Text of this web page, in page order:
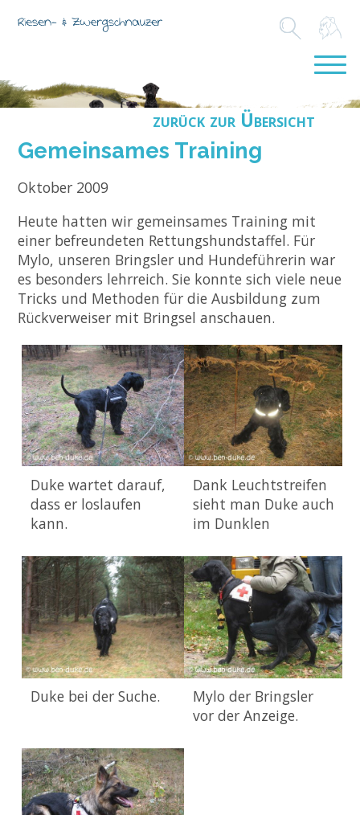
zurück zur Übersicht
Gemeinsames Training
Oktober 2009
Heute hatten wir gemeinsames Training mit
einer befreundeten Rettungshundstaffel. Für
Mylo, unseren Bringsler und Hundeführerin war
es besonders lehrreich. Sie konnte sich viele neue
Tricks und Methoden für die Ausbildung zum
Rückverweiser mit Bringsel anschauen.
Duke wartet darauf,
dass er loslaufen
kann.
Dank Leuchtstreifen
sieht man Duke auch
im Dunklen
Duke bei der Suche.
Mylo der Bringsler
vor der Anzeige.